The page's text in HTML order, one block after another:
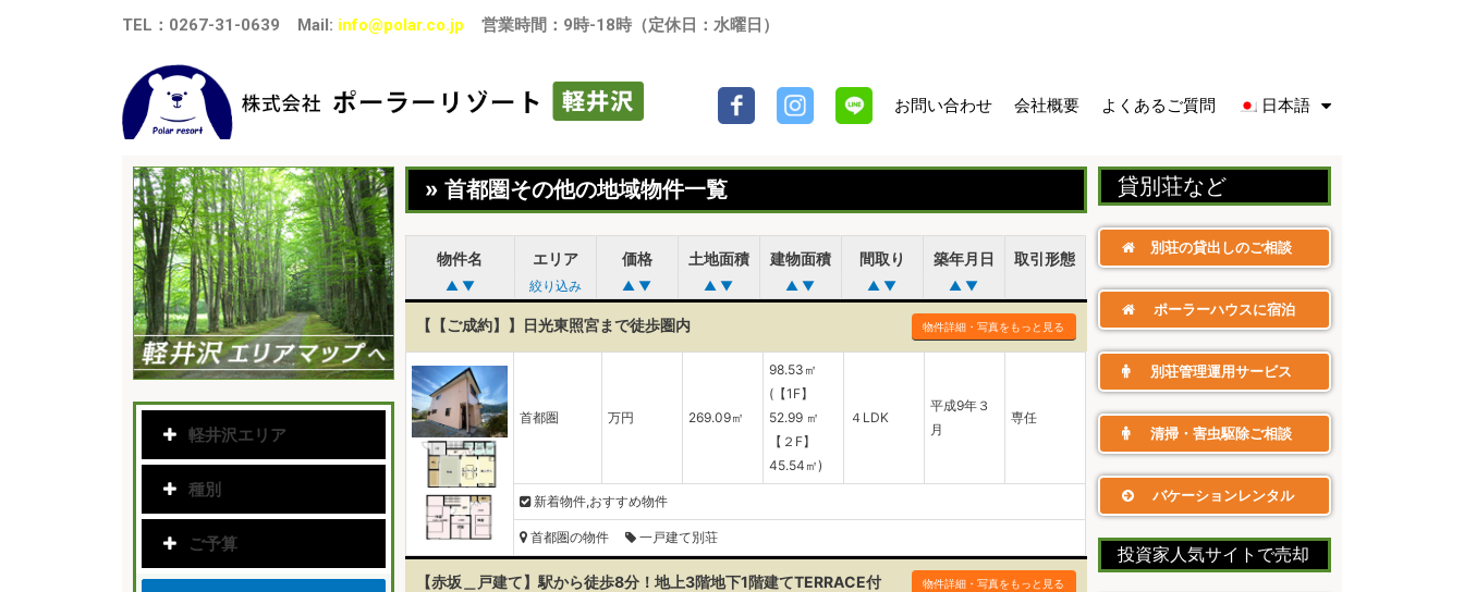
TEL ： 0267-31-0639 Mail: info@polar.co.jp 営業時間：9時-18時（定休日：水曜日）
Facebookインスタグラム
LINE お問い合わせ 会社概要 よくあるご質問 日本語
軽井沢エリア
種別
ご予算
» 首都圏その他の地域物件一覧
物件名 エリア 価格 土地面積 建物面積 間取り 築年月日 取引形態
▲ ▼ 絞り込み ▲ ▼ ▲ ▼ ▲ ▼ ▲ ▼ ▲ ▼
【【ご成約】】日光東照宮まで徒歩圏内 物件詳細・写真をもっと見る
首都圏 万円 269.09㎡
98.53㎡
(【1F】
52.99 ㎡
【２F】
45.54㎡)
４LDK
平成9年３
月
専任
新着物件,おすすめ物件
首都圏の物件 一戸建て別荘
【赤坂＿戸建て】駅から徒歩8分！地上3階地下1階建てTERRACE付
物件詳細・写真をもっと見る
貸別荘​など
別荘の貸出しのご相談
ポーラーハウスに宿泊
別荘管理運用サービス
清掃・害虫駆除ご相談
バケーションレンタル
投資家人気サイトで売却